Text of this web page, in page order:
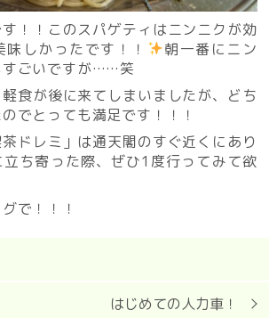
！！このスパゲティはニンニクが効
しかったです！！
朝一番にニン
すごいですが……笑
食が後に来てしまいましたが、どち
でとっても満足です！！！
ドレミ」は通天閣のすぐ近くにあり
ち寄った際、ぜひ1度行ってみて欲
で！！！
はじめての人力車！